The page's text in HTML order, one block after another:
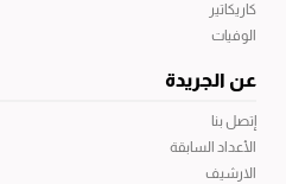
كاريكاتير
الوفيات
عن الجريدة
إتصل بنا
الأعداد السابقة
الارشيف